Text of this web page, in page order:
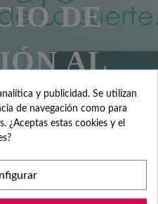
DE
AL
+34 965 731 401
y publicidad. Se utilizan
de navegación como para
¿Aceptas estas cookies y el